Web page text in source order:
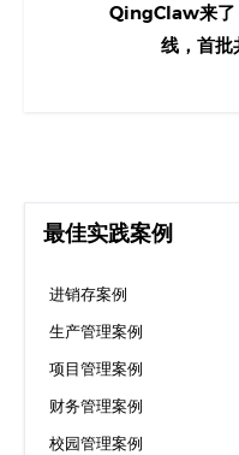
QingClaw来了
线，首批
最佳实践案例
进销存案例
生产管理案例
项目管理案例
财务管理案例
校园管理案例